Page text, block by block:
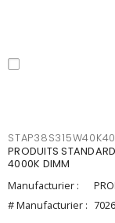
PRODUITS
4000K DIMM
Manufacturier :
# Manufacturier :